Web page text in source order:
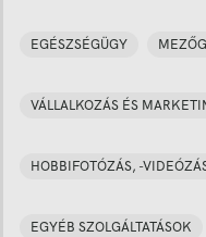
EGÉSZSÉGÜGY
VÁLLALKOZÁS ÉS
HOBBIFOTÓZÁS, -
EGYÉB SZOLGÁLTATÁSOK